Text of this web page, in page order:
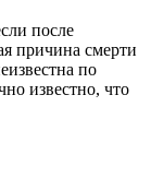
после
причина смерти
по
известно, что